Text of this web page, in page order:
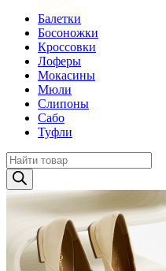
Балетки
Босоножки
Кроссовки
Лоферы
Мокасины
Мюли
Слипоны
Сабо
Туфли
Поиск
товаров